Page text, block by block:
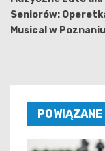
Seniorów:
Musical w Poznaniu